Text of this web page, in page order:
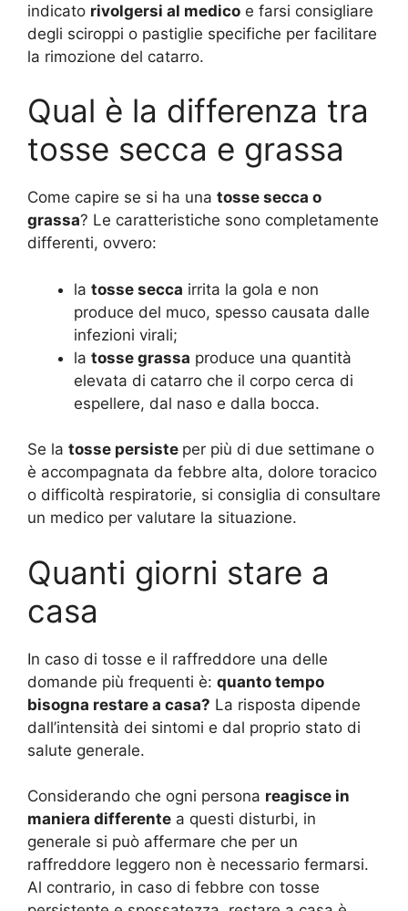
indicato rivolgersi al medico e farsi consigliare
degli sciroppi o pastiglie specifiche per facilitare
la rimozione del catarro.
Qual è la differenza tra
tosse secca e grassa
Come capire se si ha una tosse secca o
grassa? Le caratteristiche sono completamente
differenti, ovvero:
la tosse secca irrita la gola e non
produce del muco, spesso causata dalle
infezioni virali;
la tosse grassa produce una quantità
elevata di catarro che il corpo cerca di
espellere, dal naso e dalla bocca.
Se la tosse persiste per più di due settimane o
è accompagnata da febbre alta, dolore toracico
o difficoltà respiratorie, si consiglia di consultare
un medico per valutare la situazione.
Quanti giorni stare a
casa
In caso di tosse e il raffreddore una delle
domande più frequenti è: quanto tempo
bisogna restare a casa? La risposta dipende
dall’intensità dei sintomi e dal proprio stato di
salute generale.
Considerando che ogni persona reagisce in
maniera differente a questi disturbi, in
generale si può affermare che per un
raffreddore leggero non è necessario fermarsi.
Al contrario, in caso di febbre con tosse